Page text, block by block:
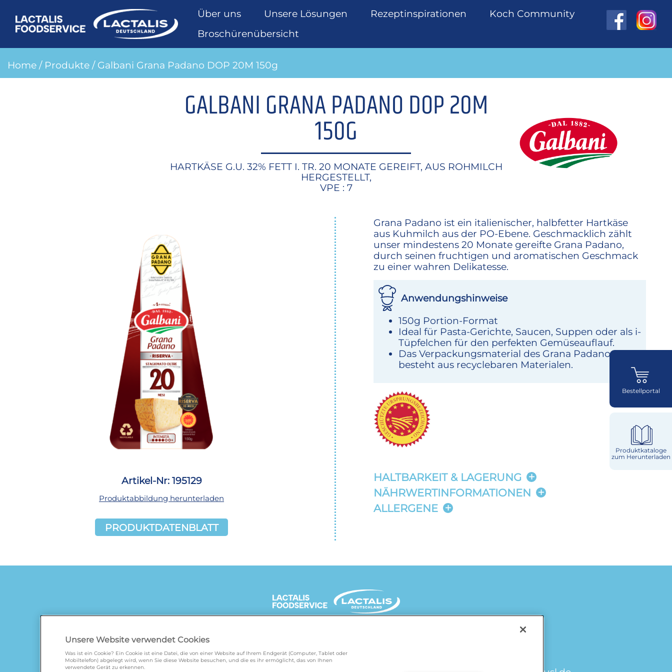
Über uns Unsere Lösungen Rezeptinspirationen
Koch Community
Broschürenübersicht
Home / Produkte / Galbani Grana Padano DOP 20M 150g
GALBANI GRANA PADANO DOP 20M
150G
HARTKÄSE G.U. 32% FETT I. TR. 20 MONATE GEREIFT, AUS ROHMILCH
HERGESTELLT,
VPE : 7
Artikel-Nr: 195129
Produktabbildung herunterladen
PRODUKTDATENBLATT
Grana Padano ist ein italienischer, halbfetter Hartkäse
aus Kuhmilch aus der PO-Ebene. Geschmacklich zählt
unser mindestens 20 Monate gereifte Grana Padano,
durch seinen fruchtigen und aromatischen Geschmack
zu einer wahren Delikatesse.
Anwendungshinweise
150g Portion-Format
Ideal für Pasta-Gerichte, Saucen, Suppen oder als i-
Tüpfelchen für den perfekten Gemüseauflauf.
Das Verpackungsmaterial des Grana Padanos
besteht aus recyclebaren Materialen.
HALTBARKEIT & LAGERUNG
NÄHRWERTINFORMATIONEN
ALLERGENE
UNSERE MARKENSEITEN
Bestellportal
Produktkataloge
zum Herunterladen
Unsere Website verwendet Cookies
Was ist ein Cookie? Ein Cookie ist eine Datei, die von einer Website auf Ihrem Endgerät (Computer, Tablet oder
Mobiltelefon) abgelegt wird, wenn Sie diese Website besuchen, und die es ihr ermöglicht, das von Ihnen
verwendete Gerät zu erkennen.